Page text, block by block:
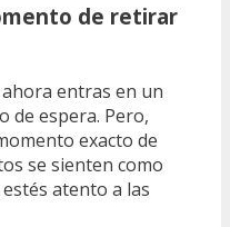
de retirar
entras en un
de espera. Pero,
exacto de
se sienten como
atento a las